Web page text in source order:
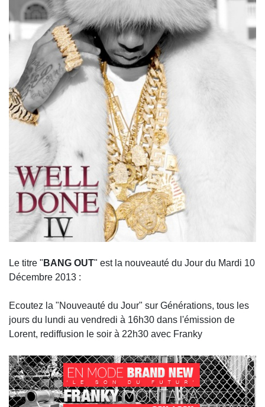
Le titre " BANG OUT" est la nouveauté du Jour du Mardi 10
Décembre 2013 :
Ecoutez la "Nouveauté du Jour" sur Générations, tous les
jours du lundi au vendredi à 16h30 dans l'émission de
Lorent, rediffusion le soir à 22h30 avec Franky